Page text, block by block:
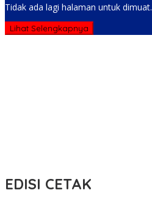
Tidak ada lagi halaman untuk dimuat.
Lihat Selengkapnya
EDISI CETAK